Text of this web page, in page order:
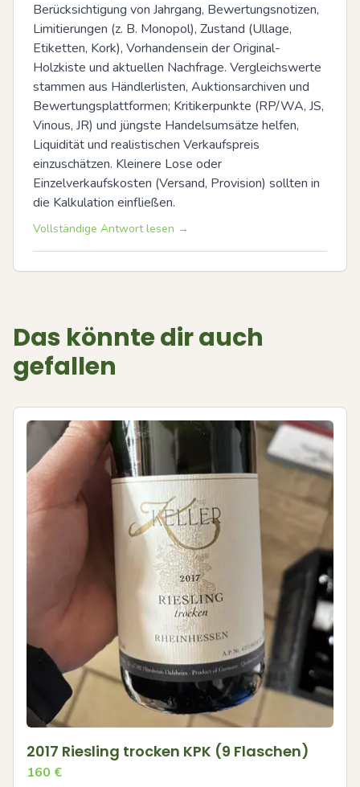
Berücksichtigung von Jahrgang, Bewertungsnotizen,
Limitierungen (z. B. Monopol), Zustand (Ullage,
Etiketten, Kork), Vorhandensein der Original-
Holzkiste und aktuellen Nachfrage. Vergleichswerte
stammen aus Händlerlisten, Auktionsarchiven und
Bewertungsplattformen; Kritikerpunkte (RP/WA, JS,
Vinous, JR) und jüngste Handelsumsätze helfen,
Liquidität und realistischen Verkaufspreis
einzuschätzen. Kleinere Lose oder
Einzelverkaufskosten (Versand, Provision) sollten in
die Kalkulation einfließen.
Vollständige Antwort lesen →
Das könnte dir auch
gefallen
2017 Riesling trocken KPK (9 Flaschen)
160 €